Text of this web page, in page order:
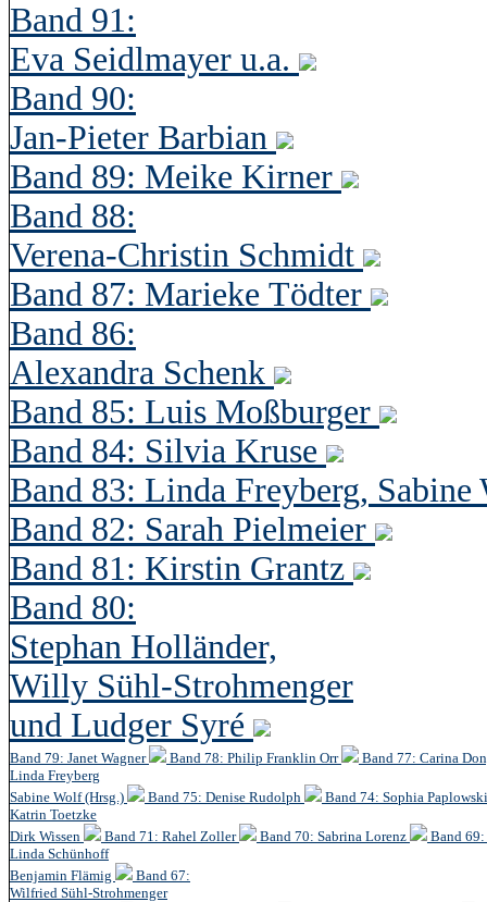
Band 91:
Eva Seidlmayer u.a.
Band 90:
Jan-Pieter Barbian
Band 89: Meike Kirner
Band 88:
Verena-Christin Schmidt
Band 87: Marieke Tödter
Band 86:
Alexandra Schenk
Band 85: Luis Moßburger
Band 84: Silvia Kruse
Band 83: Linda Freyberg,
Band 82: Sarah Pielmeier
Band 81: Kirstin Grantz
Band 80:
Stephan Holländer,
Willy Sühl-Strohmenger
und Ludger Syré
Band 79: Janet Wagner Band 78: Philip Franklin Orr
Band 77: Carina
Linda Freyberg
Sabine Wolf (Hrsg.)
Band 75: Denise Rudolph
Band 74: Sophia
Katrin Toetzke
Dirk Wissen
Band 71: Rahel Zoller Band 70: Sabrina Lorenz
Band
Linda Schünhoff
Benjamin Flämig
Band 67:
Wilfried Sühl-Strohmenger